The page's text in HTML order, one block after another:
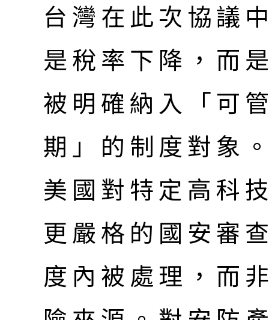
台灣在此次協議
是稅率下降，而
被明確納入「可
期」的制度對象
美國對特定高科
更嚴格的國安審
度內被處理，而